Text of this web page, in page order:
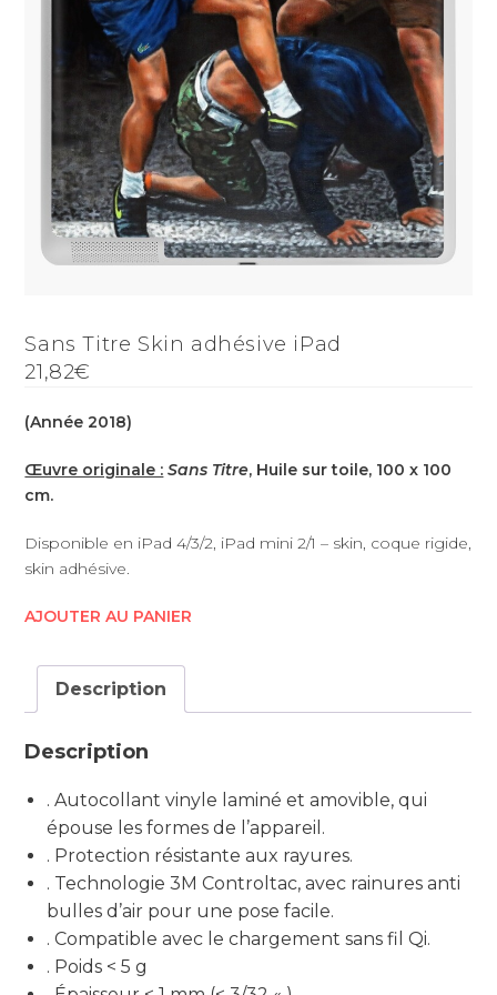
Sans Titre Skin adhésive iPad
21,82€
(Année 2018)
Œuvre originale : Sans Titre, Huile sur toile, 100 x 100
cm.
Disponible en iPad 4/3/2, iPad mini 2/1 – skin, coque rigide,
skin adhésive.
AJOUTER AU PANIER
Description
Description
. Autocollant vinyle laminé et amovible, qui
épouse les formes de l’appareil.
. Protection résistante aux rayures.
. Technologie 3M Controltac, avec rainures anti
bulles d’air pour une pose facile.
. Compatible avec le chargement sans fil Qi.
. Poids < 5 g